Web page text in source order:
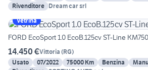
Rivenditore Dream car srl
Vetrina
FORD EcoSport 1.0 EcoB.125cv ST-Line
14.450 €Vittoria (RG)
Usato
07/2022 75000 Km Benzina